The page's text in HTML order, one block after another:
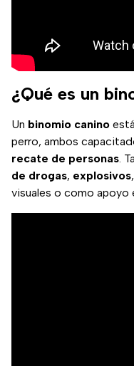
¿Qué es un
Un binomio canino
perro, ambos
recate de personas.
de drogas, explosivos
visuales o como apoyo